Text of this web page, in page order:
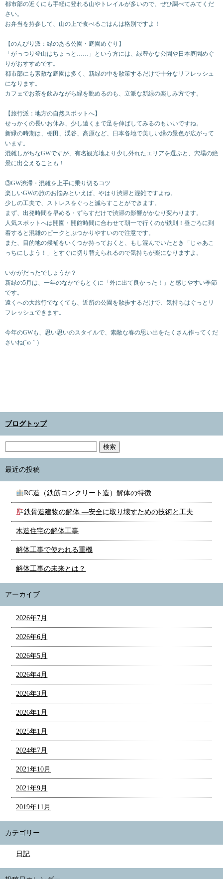
都市部の近くにも手軽に登れる山やトレイルが多いので、ぜひ調べてみてくだ
さい。
お弁当を持参して、山の上で食べるごはんは格別ですよ！
【のんびり派：緑のある公園・庭園めぐり】
「がっつり登山はちょっと……」という方には、緑豊かな公園や日本庭園めぐ
りがおすすめです。
都市部にも素敵な庭園は多く、新緑の中を散策するだけで十分なリフレッシュ
になります。
カフェでお茶を飲みながら緑を眺めるのも、立派な新緑の楽しみ方です。
【旅行派：地方の自然スポットへ】
せっかくの長いお休み、少し遠くまで足を伸ばしてみるのもいいですね。
新緑の時期は、棚田、渓谷、高原など、日本各地で美しい緑の景色が広がって
います。
混雑しがちなGWですが、有名観光地より少し外れたエリアを選ぶと、穴場の絶
景に出会えることも！
③GW渋滞・混雑を上手に乗り切るコツ
楽しいGWの旅のお悩みといえば、やはり渋滞と混雑ですよね。
少しの工夫で、ストレスをぐっと減らすことができます。
まず、出発時間を早める・ずらすだけで渋滞の影響がかなり変わります。
人気スポットへは開園・開館時間に合わせて朝一で行くのが鉄則！昼ごろに到
着すると混雑のピークとぶつかりやすいので注意です。
また、目的地の候補をいくつか持っておくと、もし混んでいたとき「じゃあこ
っちにしよう！」とすぐに切り替えられるので気持ちが楽になりますよ。
いかがだったでしょうか？
新緑の5月は、一年のなかでもとくに「外に出て良かった！」と感じやすい季節
です。
遠くへの大旅行でなくても、近所の公園を散歩するだけで、気持ちはぐっとリ
フレッシュできます。
今年のGWも、思い思いのスタイルで、素敵な春の思い出をたくさん作ってくだ
さいね(´ω｀)
ブログトップ
最近の投稿
RC造（鉄筋コンクリート造）解体の特徴
鉄骨造建物の解体 ―安全に取り壊すための技術と工夫
木造住宅の解体工事
解体工事で使われる重機
解体工事の未来とは？
アーカイブ
2026年7月
2026年6月
2026年5月
2026年4月
2026年3月
2026年1月
2025年1月
2024年7月
2021年10月
2021年9月
2019年11月
カテゴリー
日記